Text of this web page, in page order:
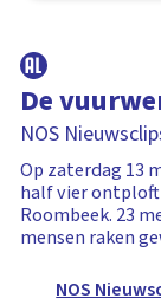
De
NOS
Op zaterdag 13
half vier ontploft
Roombeek. 23
mensen raken
NOS